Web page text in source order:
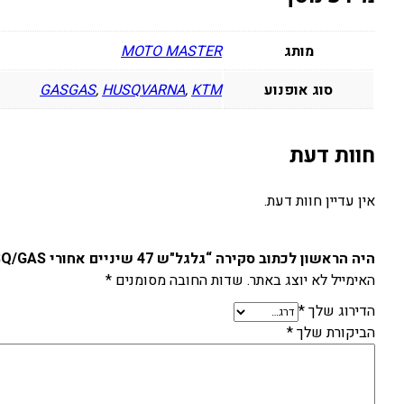
מותג
MOTO MASTER
סוג אופנוע
GASGAS,HUSQVARNA,KTM
חוות דעת
אין עדיין חוות דעת.
היה הראשון לכתוב סקירה “גלגל"ש 47 שיניים אחורי KTM/HUSQ/GAS”
האימייל לא יוצג באתר. שדות החובה מסומנים *
הדירוג שלך*
הביקורת שלך*